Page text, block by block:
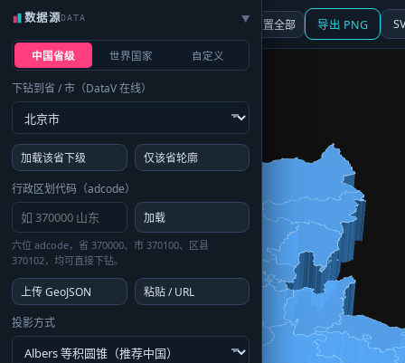
☰ 面板 地图 重置全部 导出 PNG
数据源DATA ▶
中国省级 世界国家 自定义
下钻到省 / 市（DataV 在线）
加载该省下级
仅该省轮廓
行政区划代码（adcode）
加载
六位 adcode，省 370000、市 370100、区县
370102，均可直接下钻。
上传 GeoJSON
粘贴 / URL
投影方式